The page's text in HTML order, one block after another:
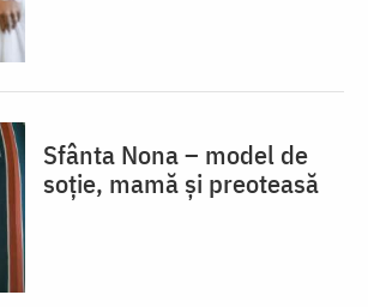
Sfânta Nona – model de
soție, mamă și preoteasă